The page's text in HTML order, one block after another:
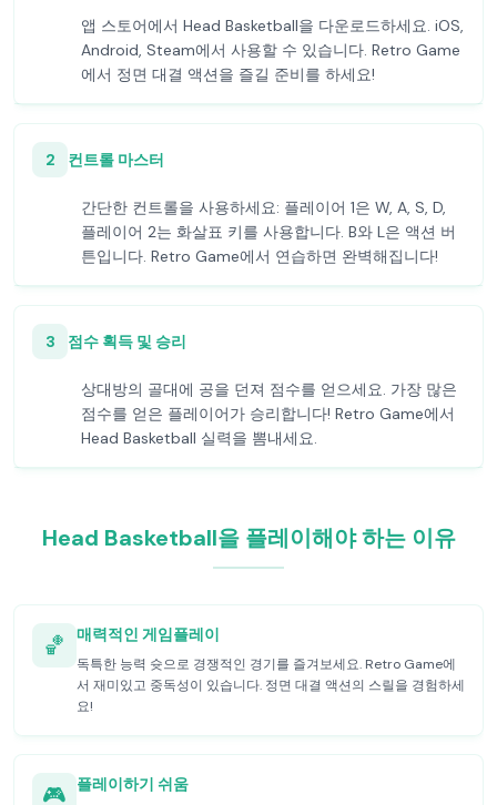
앱 스토어에서 Head Basketball을 다운로드하세요. iOS,
Android, Steam에서 사용할 수 있습니다. Retro Game
에서 정면 대결 액션을 즐길 준비를 하세요!
2 컨트롤 마스터
간단한 컨트롤을 사용하세요: 플레이어 1은 W, A, S, D,
플레이어 2는 화살표 키를 사용합니다. B와 L은 액션 버
튼입니다. Retro Game에서 연습하면 완벽해집니다!
3 점수 획득 및 승리
상대방의 골대에 공을 던져 점수를 얻으세요. 가장 많은
점수를 얻은 플레이어가 승리합니다! Retro Game에서
Head Basketball 실력을 뽐내세요.
Head Basketball을 플레이해야 하는 이유
🏀 매력적인 게임플레이
독특한 능력 슛으로 경쟁적인 경기를 즐겨보세요. Retro Game에
서 재미있고 중독성이 있습니다. 정면 대결 액션의 스릴을 경험하세
요!
🎮 플레이하기 쉬움